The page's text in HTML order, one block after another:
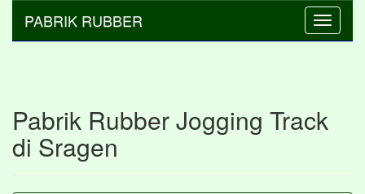
Toggle
PABRIK RUBBER
Pabrik Rubber Jogging Track
di Sragen